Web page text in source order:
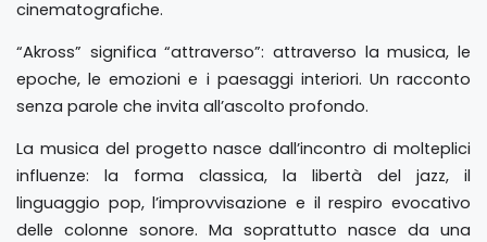
cinematografiche.
“Akross” significa “attraverso”: attraverso la musica, le
epoche, le emozioni e i paesaggi interiori. Un racconto
senza parole che invita all’ascolto profondo.
La musica del progetto nasce dall’incontro di molteplici
influenze: la forma classica, la libertà del jazz, il
linguaggio pop, l’improvvisazione e il respiro evocativo
delle colonne sonore. Ma soprattutto nasce da una